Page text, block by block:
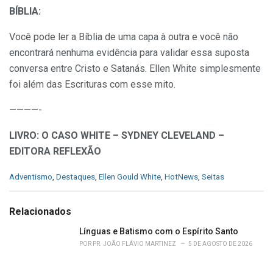
BÍBLIA:
Você pode ler a Bíblia de uma capa à outra e você não
encontrará nenhuma evidência para validar essa suposta
conversa entre Cristo e Satanás. Ellen White simplesmente
foi além das Escrituras com esse mito.
————-
LIVRO: O CASO WHITE – SYDNEY CLEVELAND –
EDITORA REFLEXÃO
C
e
Adventismo Destaques Ellen Gould White HotNews Seitas
Relacionados
Línguas e Batismo com o Espírito Santo
POR PR. JOÃO FLÁVIO MARTINEZ 5 DE AGOSTO DE 2026